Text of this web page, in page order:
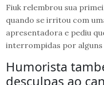
Fiuk relembrou sua
quando se irritou com
apresentadora e pediu
interrompidas por alguns
Humorista
desculpas ao